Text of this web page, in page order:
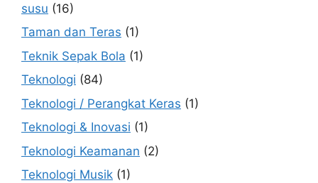
susu (16)
Taman dan Teras (1)
Teknik Sepak Bola (1)
Teknologi (84)
Teknologi / Perangkat Keras (1)
Teknologi & Inovasi (1)
Teknologi Keamanan (2)
Teknologi Musik (1)